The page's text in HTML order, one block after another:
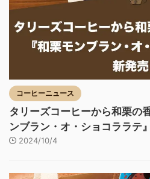
コーヒーニュース
タリーズコーヒーから和栗の
ンブラン・オ・ショコララテ
2024/10/4